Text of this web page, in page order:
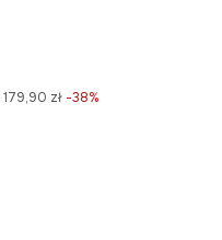
179,90 zł -38%